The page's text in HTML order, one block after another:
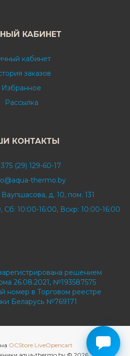
КАБИНЕТ
кабинет
заказов
Избранное
Рассылка
КОНТАКТЫ
(29) 129-60-17
thermo.by
д. 10, пом. 131
10:00-16:00, Вскр: 10:00-16:00
решением
26.08.2021, №193587575
номер в Торговом реестре
Беларусь №769171
OCStore LiveOpencart